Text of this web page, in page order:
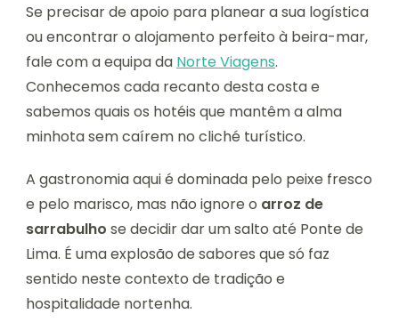
Se precisar de apoio para planear a sua logística
ou encontrar o alojamento perfeito à beira-mar,
fale com a equipa da Norte Viagens.
Conhecemos cada recanto desta costa e
sabemos quais os hotéis que mantêm a alma
minhota sem caírem no cliché turístico.
A gastronomia aqui é dominada pelo peixe fresco
e pelo marisco, mas não ignore o arroz de
sarrabulho se decidir dar um salto até Ponte de
Lima. É uma explosão de sabores que só faz
sentido neste contexto de tradição e
hospitalidade nortenha.